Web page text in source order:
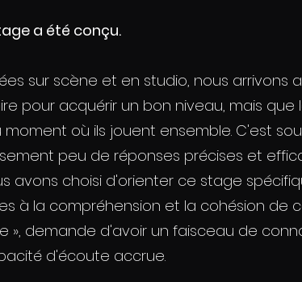
a été conçu.
sur scène et en studio, nous arrivons
pour acquérir un bon niveau, mais que
où ils jouent ensemble. C'est
peu de réponses précises et
avons choisi d'orienter ce stage
à la compréhension et la cohésion de
», demande d'avoir un faisceau de
d'écoute accrue.